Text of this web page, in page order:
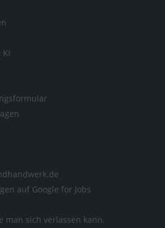
auf Google for Jobs
man sich verlassen kann.